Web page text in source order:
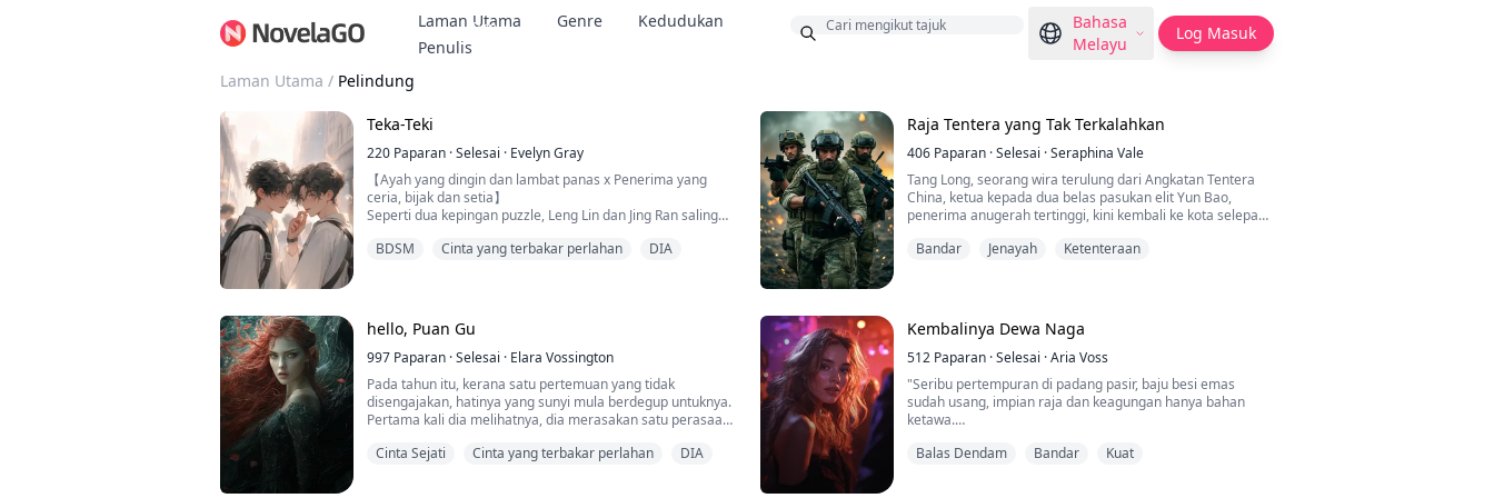
Laman Utama Genre
Kedudukan
Penulis
Bonus
Bahasa
Melayu
Log Masuk
Laman Utama / Pelindung
Teka-Teki
220 Paparan ·Selesai · Evelyn Gray
【Ayah yang dingin dan lambat panas x Penerima yang
ceria, bijak dan setia】
Seperti dua kepingan puzzle, Leng Lin dan Jing Ran saling
dan menyelamatkan.
berlutut dan memanggilnya tuan.
Le...
BDSM Cinta yang terbakar perlahan DIA
Raja Tentera yang Tak Terkalahkan
406 Paparan ·Selesai ·Seraphina Vale
Tang Long, seorang wira terulung dari Angkatan Tentera
China, ketua kepada dua belas pasukan elit Yun Bao,
penerima anugerah tertinggi, kini kembali ke kota selepas
secara tidak sengaja menumbuk perisik asing,
Bandar Jenayah Ketenteraan
hello, Puan Gu
997 Paparan ·Selesai · Elara Vossington
Pada tahun itu, kerana satu pertemuan yang tidak
disengajakan, hatinya yang sunyi mula berdegup untuknya.
Pertama kali dia melihatnya, dia merasakan satu perasaan
perlahan-lahan berakar dan tumbuh.
Cinta Sejati Cinta yang terbakar perlahan DIA
Kembalinya Dewa Naga
512 Paparan ·Selesai ·Aria Voss
"Seribu pertempuran di padang pasir, baju besi emas
sudah usang, impian raja dan keagungan hanya bahan
ketawa.
tetapi kerana pengkhianat yang jahat,
Balas Dendam Bandar Kuat